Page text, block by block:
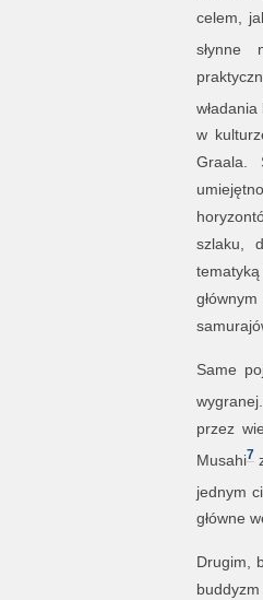
celem,
słynne
w
Graala.
szlaku,
Same
przez
Musahi7
jednym
główne
Drugim,